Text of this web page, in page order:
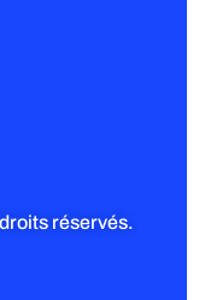
réservés.